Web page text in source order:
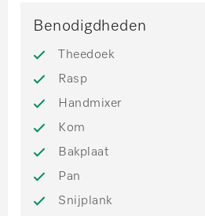
Benodigdheden
Theedoek
Rasp
Handmixer
Kom
Bakplaat
Pan
Snijplank